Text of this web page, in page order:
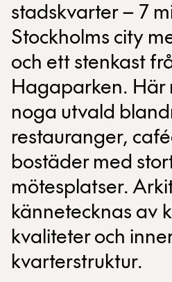
stadskvarter – 7
Stockholms city
och ett stenkast
Hagaparken. Här
noga utvald
restauranger,
bostäder med
mötesplatser.
kännetecknas av
kvaliteter och
kvarterstruktur.